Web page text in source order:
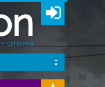
СЕРВЕРОВ